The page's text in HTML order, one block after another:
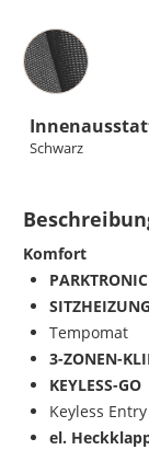
Innenausstattung
Schwarz
Komfort
Tempomat
3-ZONEN-
KEYLESS-GO
Keyless Entry
el.